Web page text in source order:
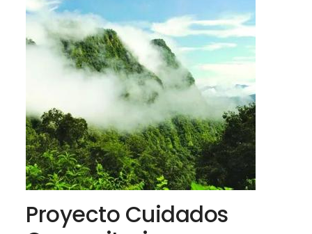
Proyecto Cuidados